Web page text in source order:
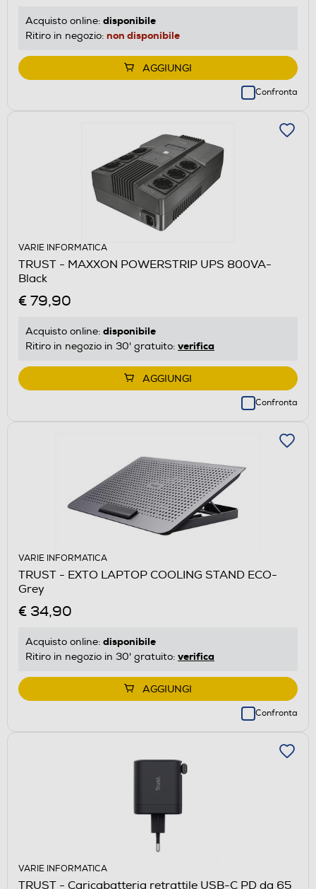
Acquisto online: disponibile
Ritiro in negozio: non disponibile
AGGIUNGI
Confronta
VARIE INFORMATICA
TRUST - MAXXON POWERSTRIP UPS 800VA-
Black
€ 79,90
Acquisto online: disponibile
Ritiro in negozio in 30' gratuito: verifica
AGGIUNGI
Confronta
VARIE INFORMATICA
TRUST - EXTO LAPTOP COOLING STAND ECO-
Grey
€ 34,90
Acquisto online: disponibile
Ritiro in negozio in 30' gratuito: verifica
AGGIUNGI
Confronta
VARIE INFORMATICA
TRUST - Caricabatteria retrattile USB-C PD da 65